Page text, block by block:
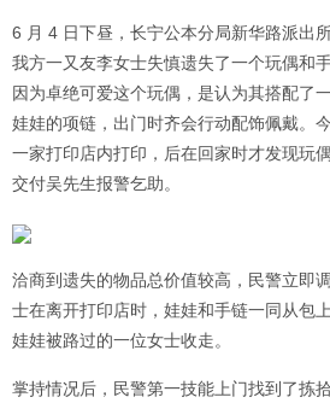
6 月 4 日下昼，长宁公本分局新华路派出
我方一又友李女士失慎遗失了一个玩偶和
因为卓绝可爱这个玩偶，是认为其搭配了
娃娃的项链，出门时齐会行动配饰佩戴。
一家打印店内打印，后在回家时才发现玩
交付吴先生报警乞助。
洽商到遗失的物品总价值较高，民警立即
士在离开打印店时，娃娃和手链一同从包
娃娃被路过的一位女士收走。
掌持情况后，民警第一技能上门找到了拣